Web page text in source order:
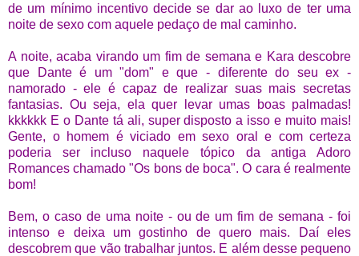
de um mínimo incentivo decide se dar ao luxo de ter uma
noite de sexo com aquele pedaço de mal caminho.
A noite, acaba virando um fim de semana e Kara descobre
que Dante é um "dom" e que - diferente do seu ex -
namorado - ele é capaz de realizar suas mais secretas
fantasias. Ou seja, ela quer levar umas boas palmadas!
kkkkkk E o Dante tá ali, super disposto a isso e muito mais!
Gente, o homem é viciado em sexo oral e com certeza
poderia ser incluso naquele tópico da antiga Adoro
Romances chamado "Os bons de boca". O cara é realmente
bom!
Bem, o caso de uma noite - ou de um fim de semana - foi
intenso e deixa um gostinho de quero mais. Daí eles
descobrem que vão trabalhar juntos. E além desse pequeno